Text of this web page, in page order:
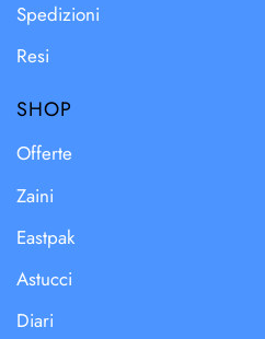
Spedizioni
Resi
SHOP
Offerte
Zaini
Eastpak
Astucci
Diari